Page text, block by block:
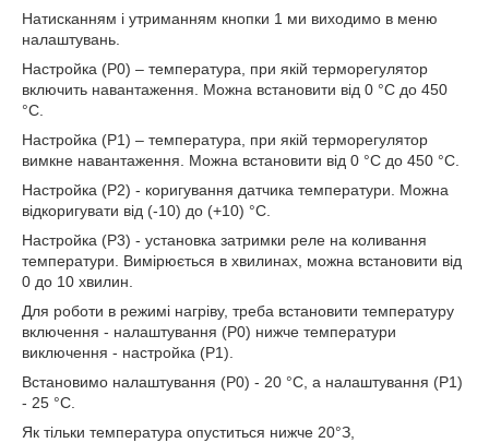
Натисканням і утриманням кнопки 1 ми виходимо в меню
налаштувань.
Настройка (Р0) – температура, при якій терморегулятор
включить навантаження. Можна встановити від 0 °С до 450
°С.
Настройка (Р1) – температура, при якій терморегулятор
вимкне навантаження. Можна встановити від 0 °С до 450 °С.
Настройка (Р2) - коригування датчика температури. Можна
відкоригувати від (-10) до (+10) °С.
Настройка (Р3) - установка затримки реле на коливання
температури. Вимірюється в хвилинах, можна встановити від
0 до 10 хвилин.
Для роботи в режимі нагріву, треба встановити температуру
включення - налаштування (Р0) нижче температури
виключення - настройка (Р1).
Встановимо налаштування (Р0) - 20 °С, а налаштування (Р1)
- 25 °С.
Як тільки температура опуститься нижче 20°З,